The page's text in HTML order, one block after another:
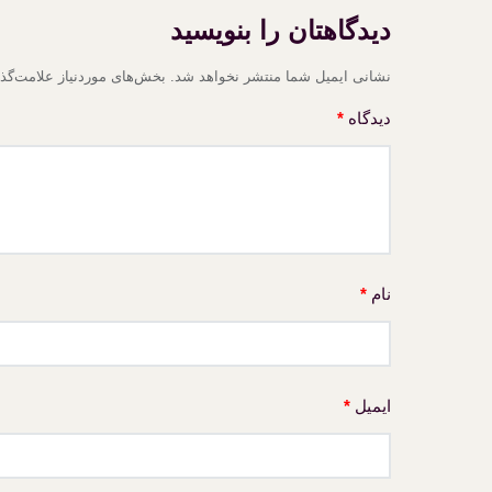
دیدگاهتان را بنویسید
نشانی ایمیل شما منتشر نخواهد شد. بخش‌های موردنیاز
دیدگاه *
نام *
ایمیل *